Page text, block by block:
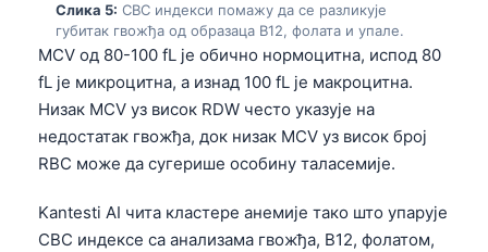
Слика 5: CBC индекси помажу да се разликује
губитак гвожђа од образаца B12, фолата и упале.
MCV од 80-100 fL је обично нормоцитна, испод 80
fL је микроцитна, а изнад 100 fL је макроцитна.
Низак MCV уз висок RDW често указује на
недостатак гвожђа, док низак MCV уз висок број
RBC може да сугерише особину таласемије.
Kantesti AI чита кластере анемије тако што упарује
CBC индексе са анализама гвожђа, B12, фолатом,